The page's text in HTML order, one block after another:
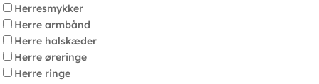
Herresmykker
Herre armbånd
Herre halskæder
Herre øreringe
Herre ringe